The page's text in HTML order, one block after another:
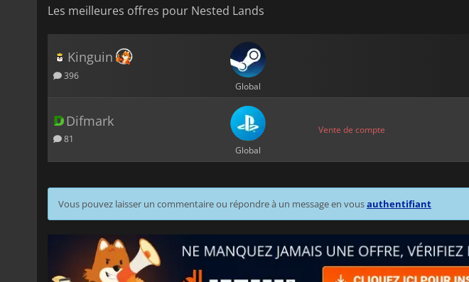
Les meilleures offres pour Nested Lands
Kinguin
396
Global
Difmark
81
Global
Vente de compte
Vous pouvez laisser un commentaire ou répondre à un message en vousauthentifiant